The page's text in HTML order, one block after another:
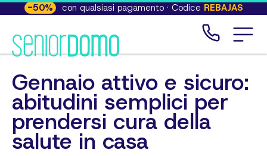
-50% con qualsiasi pagamento · Codice REBAJAS
Gennaio attivo e sicuro:
abitudini semplici per
prendersi cura della
salute in casa